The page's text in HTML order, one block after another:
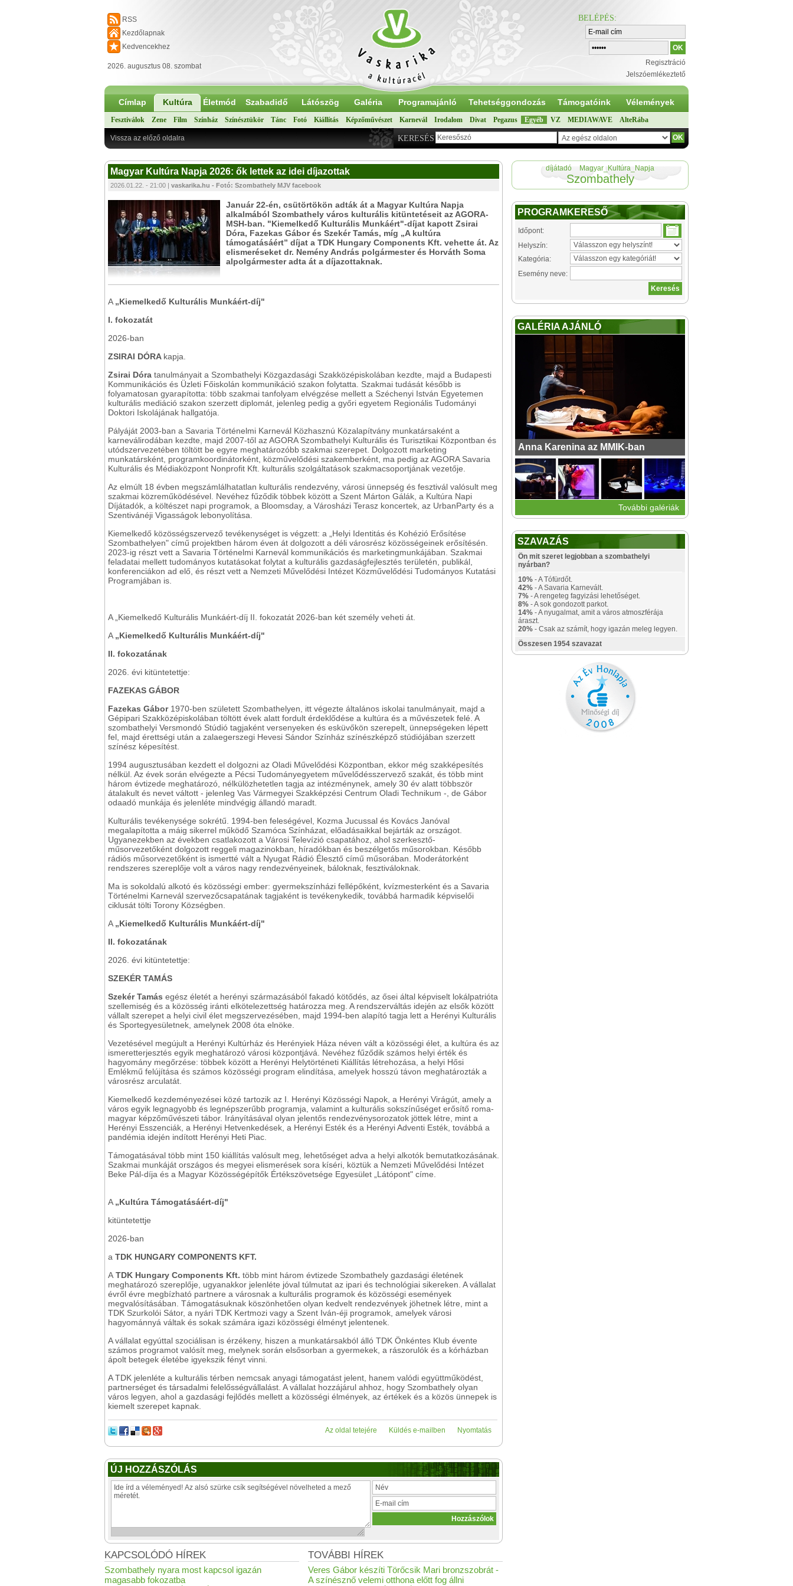
RSS
Kezdőlapnak
Kedvencekhez
2026. augusztus 08. szombat
BELÉPÉS:
Regisztráció
Jelszóemlékeztető
Címlap Kultúra Életmód Szabadidő Látószög Galéria Programajánló Tehetséggondozás Támogatóink Vélemények
Fesztiválok Zene Film Színház Színésztükör Tánc Fotó Kiállítás Képzőművészet Karnevál Irodalom Divat Pegazus Egyéb VZ MEDIAWAVE AlteRába
KERESÉS
Vissza az előző oldalra
Magyar Kultúra Napja 2026: ők lettek az idei díjazottak
2026.01.22. - 21:00 | vaskarika.hu - Fotó: Szombathely MJV facebook
Január 22-én, csütörtökön adták át a Magyar Kultúra Napja
alkalmából Szombathely város kulturális kitüntetéseit az AGORA-
MSH-ban. "Kiemelkedő Kulturális Munkáért"-díjat kapott Zsirai
Dóra, Fazekas Gábor és Szekér Tamás, míg „A kultúra
támogatásáért” díjat a TDK Hungary Components Kft. vehette át. Az
elismeréseket dr. Nemény András polgármester és Horváth Soma
alpolgármester adta át a díjazottaknak.
A „Kiemelkedő Kulturális Munkáért-díj"
I. fokozatát
2026-ban
ZSIRAI DÓRA kapja.
Zsirai Dóra tanulmányait a Szombathelyi Közgazdasági Szakközépiskolában kezdte, majd a Budapesti
Kommunikációs és Üzleti Főiskolán kommunikáció szakon folytatta. Szakmai tudását később is
folyamatosan gyarapította: több szakmai tanfolyam elvégzése mellett a Széchenyi István Egyetemen
kulturális mediáció szakon szerzett diplomát, jelenleg pedig a győri egyetem Regionális Tudományi
Doktori Iskolájának hallgatója.
Pályáját 2003-ban a Savaria Történelmi Karnevál Közhasznú Közalapítvány munkatársaként a
karneválirodában kezdte, majd 2007-től az AGORA Szombathelyi Kulturális és Turisztikai Központban és
utódszervezetében töltött be egyre meghatározóbb szakmai szerepet. Dolgozott marketing
munkatársként, programkoordinátorként, közművelődési szakemberként, ma pedig az AGORA Savaria
Kulturális és Médiaközpont Nonprofit Kft. kulturális szolgáltatások szakmacsoportjának vezetője.
Az elmúlt 18 évben megszámlálhatatlan kulturális rendezvény, városi ünnepség és fesztivál valósult meg
szakmai közreműködésével. Nevéhez fűződik többek között a Szent Márton Gálák, a Kultúra Napi
Díjátadók, a költészet napi programok, a Bloomsday, a Városházi Terasz koncertek, az UrbanParty és a
Szentivánéji Vigasságok lebonyolítása.
Kiemelkedő közösségszervező tevékenységet is végzett: a „Helyi Identitás és Kohézió Erősítése
Szombathelyen" című projektben három éven át dolgozott a déli városrész közösségeinek erősítésén.
2023-ig részt vett a Savaria Történelmi Karnevál kommunikációs és marketingmunkájában. Szakmai
feladatai mellett tudományos kutatásokat folytat a kulturális gazdaságfejlesztés területén, publikál,
konferenciákon ad elő, és részt vett a Nemzeti Művelődési Intézet Közművelődési Tudományos Kutatási
Programjában is.
A „Kiemelkedő Kulturális Munkáért-díj II. fokozatát 2026-ban két személy veheti át.
A „Kiemelkedő Kulturális Munkáért-díj"
II. fokozatának
2026. évi kitüntetettje:
FAZEKAS GÁBOR
Fazekas Gábor 1970-ben született Szombathelyen, itt végezte általános iskolai tanulmányait, majd a
Gépipari Szakközépiskolában töltött évek alatt fordult érdeklődése a kultúra és a művészetek felé. A
szombathelyi Versmondó Stúdió tagjaként versenyeken és esküvőkön szerepelt, ünnepségeken lépett
fel, majd érettségi után a zalaegerszegi Hevesi Sándor Színház színészképző stúdiójában szerzett
színész képesítést.
1994 augusztusában kezdett el dolgozni az Oladi Művelődési Központban, ekkor még szakképesítés
nélkül. Az évek során elvégezte a Pécsi Tudományegyetem művelődésszervező szakát, és több mint
három évtizede meghatározó, nélkülözhetetlen tagja az intézménynek, amely 30 év alatt többször
átalakult és nevet váltott - jelenleg Vas Vármegyei Szakképzési Centrum Oladi Technikum -, de Gábor
odaadó munkája és jelenléte mindvégig állandó maradt.
Kulturális tevékenysége sokrétű. 1994-ben feleségével, Kozma Jucussal és Kovács Janóval
megalapította a máig sikerrel működő Szamóca Színházat, előadásaikkal bejárták az országot.
Ugyanezekben az években csatlakozott a Városi Televízió csapatához, ahol szerkesztő-
műsorvezetőként dolgozott reggeli magazinokban, híradókban és beszélgetős műsorokban. Később
rádiós műsorvezetőként is ismertté vált a Nyugat Rádió Élesztő című műsorában. Moderátorként
rendszeres szereplője volt a város nagy rendezvényeinek, báloknak, fesztiváloknak.
Ma is sokoldalú alkotó és közösségi ember: gyermekszínházi fellépőként, kvízmesterként és a Savaria
Történelmi Karnevál szervezőcsapatának tagjaként is tevékenykedik, továbbá harmadik képviselői
ciklusát tölti Torony Községben.
A „Kiemelkedő Kulturális Munkáért-díj"
II. fokozatának
2026. évi kitüntetettje:
SZEKÉR TAMÁS
Szekér Tamás egész életét a herényi származásából fakadó kötődés, az ősei által képviselt lokálpatrióta
szellemiség és a közösség iránti elkötelezettség határozza meg. A rendszerváltás idején az elsők között
vállalt szerepet a helyi civil élet megszervezésében, majd 1994-ben alapító tagja lett a Herényi Kulturális
és Sportegyesületnek, amelynek 2008 óta elnöke.
Vezetésével megújult a Herényi Kultúrház és Herényiek Háza néven vált a közösségi élet, a kultúra és az
ismeretterjesztés egyik meghatározó városi központjává. Nevéhez fűződik számos helyi érték és
hagyomány megőrzése: többek között a Herényi Helytörténeti Kiállítás létrehozása, a helyi Hősi
Emlékmű felújítása és számos közösségi program elindítása, amelyek hosszú távon meghatározták a
városrész arculatát.
Kiemelkedő kezdeményezései közé tartozik az I. Herényi Közösségi Napok, a Herényi Virágút, amely a
város egyik legnagyobb és legnépszerűbb programja, valamint a kulturális sokszínűséget erősítő roma-
magyar képzőművészeti tábor. Irányításával olyan jelentős rendezvénysorozatok jöttek létre, mint a
Herényi Esszenciák, a Herényi Hetvenkedések, a Herényi Esték és a Herényi Adventi Esték, továbbá a
pandémia idején indított Herényi Heti Piac.
Támogatásával több mint 150 kiállítás valósult meg, lehetőséget adva a helyi alkotók bemutatkozásának.
Szakmai munkáját országos és megyei elismerések sora kíséri, köztük a Nemzeti Művelődési Intézet
Beke Pál-díja és a Magyar Közösségépítők Értékszövetsége Egyesület „Látópont" címe.
A „Kultúra Támogatásáért-díj"
kitüntetettje
2026-ban
a TDK HUNGARY COMPONENTS KFT.
A TDK Hungary Components Kft. több mint három évtizede Szombathely gazdasági életének
meghatározó szereplője, ugyanakkor jelenléte jóval túlmutat az ipari és technológiai sikereken. A vállalat
évről évre megbízható partnere a városnak a kulturális programok és közösségi események
megvalósításában. Támogatásuknak köszönhetően olyan kedvelt rendezvények jöhetnek létre, mint a
TDK Szurkolói Sátor, a nyári TDK Kertmozi vagy a Szent Iván-éji programok, amelyek városi
hagyománnyá váltak és sokak számára igazi közösségi élményt jelentenek.
A vállalat egyúttal szociálisan is érzékeny, hiszen a munkatársakból álló TDK Önkéntes Klub évente
számos programot valósít meg, melynek során elsősorban a gyermekek, a rászorulók és a kórházban
ápolt betegek életébe igyekszik fényt vinni.
A TDK jelenléte a kulturális térben nemcsak anyagi támogatást jelent, hanem valódi együttműködést,
partnerséget és társadalmi felelősségvállalást. A vállalat hozzájárul ahhoz, hogy Szombathely olyan
város legyen, ahol a gazdasági fejlődés mellett a közösségi élmények, az értékek és a közös ünnepek is
kiemelt szerepet kapnak.
Nyomtatás
Küldés e-mailben
Az oldal tetejére
ÚJ HOZZÁSZÓLÁS
TOVÁBBI HÍREK
Veres Gábor készíti Törőcsik Mari bronzszobrát -
A színésznő velemi otthona előtt fog állni
KAPCSOLÓDÓ HÍREK
Szombathely nyara most kapcsol igazán
magasabb fokozatba
díjátadó Magyar_Kultúra_Napja
Szombathely
PROGRAMKERESŐ
Időpont:
Helyszín:
Kategória:
Esemény neve:
GALÉRIA AJÁNLÓ
Anna Karenina az MMIK-ban
További galériák
SZAVAZÁS
Ön mit szeret legjobban a szombathelyi
nyárban?
10% - A Tófürdőt.
42% - A Savaria Karnevált.
7% - A rengeteg fagyizási lehetőséget.
8% - A sok gondozott parkot.
14% - A nyugalmat, amit a város atmoszférája
áraszt.
20% - Csak az számít, hogy igazán meleg legyen.
Összesen 1954 szavazat